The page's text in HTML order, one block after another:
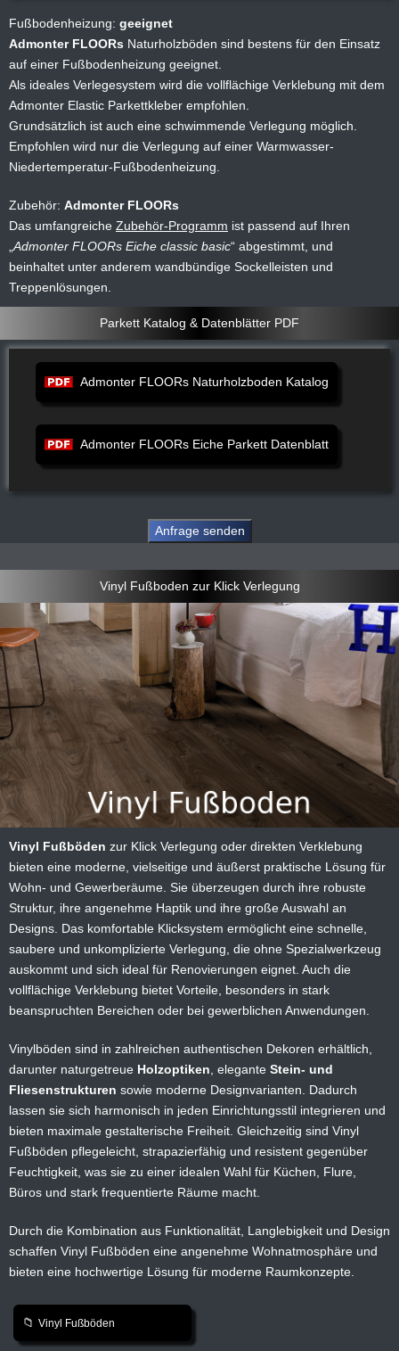
Fußbodenheizung: geeignet
Admonter FLOORs Naturholzböden sind bestens für den Einsatz
auf einer Fußbodenheizung geeignet.
Als ideales Verlegesystem wird die vollflächige Verklebung mit dem
Admonter Elastic Parkettkleber empfohlen.
Grundsätzlich ist auch eine schwimmende Verlegung möglich.
Empfohlen wird nur die Verlegung auf einer Warmwasser-
Niedertemperatur-Fußbodenheizung.
Zubehör: Admonter FLOORs
Das umfangreiche Zubehör-Programm ist passend auf Ihren
Admonter FLOORs Eiche classic basic abgestimmt, und
beinhaltet unter anderem wandbündige Sockelleisten und
Treppenlösungen.
Parkett Katalog & Datenblätter PDF
Admonter FLOORs Naturholzboden Katalog
Admonter FLOORs Eiche Parkett Datenblatt
Vinyl Fußboden zur Klick Verlegung
Vinyl Fußböden zur Klick Verlegung oder direkten Verklebung
bieten eine moderne, vielseitige und äußerst praktische Lösung für
Wohn- und Gewerberäume. Sie überzeugen durch ihre robuste
Struktur, ihre angenehme Haptik und ihre große Auswahl an
Designs. Das komfortable Klicksystem ermöglicht eine schnelle,
saubere und unkomplizierte Verlegung, die ohne Spezialwerkzeug
auskommt und sich ideal für Renovierungen eignet. Auch die
vollflächige Verklebung bietet Vorteile, besonders in stark
beanspruchten Bereichen oder bei gewerblichen Anwendungen.
Vinylböden sind in zahlreichen authentischen Dekoren erhältlich,
darunter naturgetreue Holzoptiken , elegante Stein- und
Fliesenstrukturen sowie moderne Designvarianten. Dadurch
lassen sie sich harmonisch in jeden Einrichtungsstil integrieren und
bieten maximale gestalterische Freiheit. Gleichzeitig sind Vinyl
Fußböden pflegeleicht, strapazierfähig und resistent gegenüber
Feuchtigkeit, was sie zu einer idealen Wahl für Küchen, Flure,
Büros und stark frequentierte Räume macht.
Durch die Kombination aus Funktionalität, Langlebigkeit und Design
schaffen Vinyl Fußböden eine angenehme Wohnatmosphäre und
bieten eine hochwertige Lösung für moderne Raumkonzepte.
Vinyl Fußböden